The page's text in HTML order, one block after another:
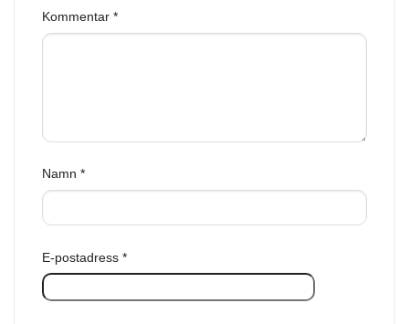
Kommentar *
Namn *
E-postadress *